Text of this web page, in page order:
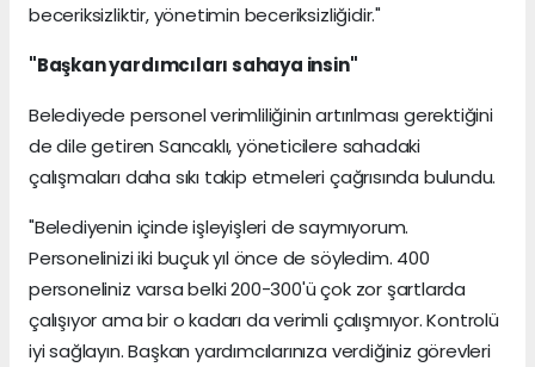
beceriksizliktir, yönetimin beceriksizliğidir."
"Başkan yardımcıları sahaya insin"
Belediyede personel verimliliğinin artırılması gerektiğini
de dile getiren Sancaklı, yöneticilere sahadaki
çalışmaları daha sıkı takip etmeleri çağrısında bulundu.
"Belediyenin içinde işleyişleri de saymıyorum.
Personelinizi iki buçuk yıl önce de söyledim. 400
personeliniz varsa belki 200-300'ü çok zor şartlarda
çalışıyor ama bir o kadarı da verimli çalışmıyor. Kontrolü
iyi sağlayın. Başkan yardımcılarınıza verdiğiniz görevleri